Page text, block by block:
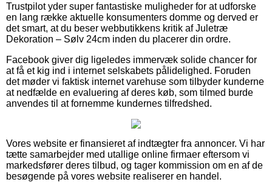
Trustpilot yder super fantastiske muligheder for at udforske
en lang række aktuelle konsumenters domme og derved er
det smart, at du beser webbutikkens kritik af Juletræ
Dekoration – Sølv 24cm inden du placerer din ordre.
Facebook giver dig ligeledes immervæk solide chancer for
at få et kig ind i internet selskabets pålidelighed. Foruden
det møder vi faktisk internet varehuse som tilbyder kunderne
at nedfælde en evaluering af deres køb, som tilmed burde
anvendes til at fornemme kundernes tilfredshed.
Vores website er finansieret af indtægter fra annoncer. Vi har
tætte samarbejder med utallige online firmaer eftersom vi
markedsfører deres tilbud, og tager kommission om en af de
besøgende på vores website realiserer en handel.